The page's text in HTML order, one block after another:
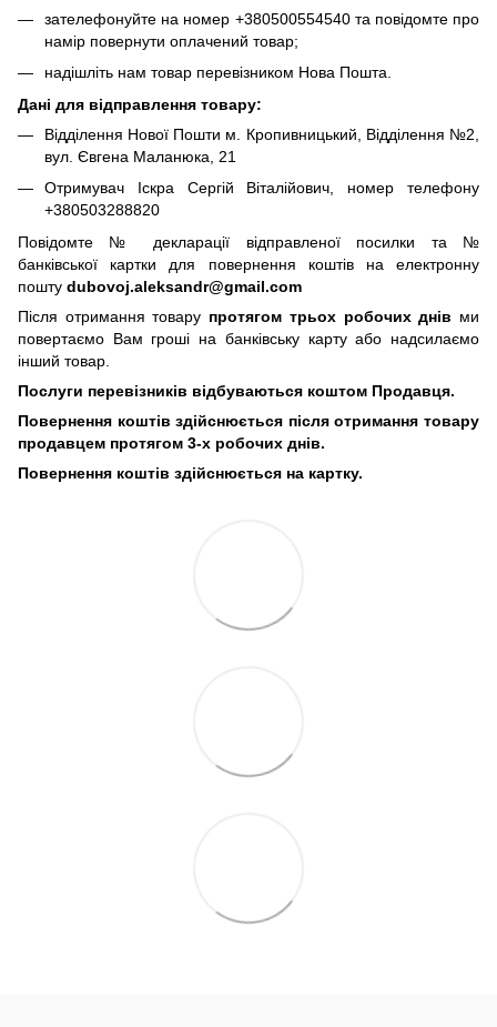
зателефонуйте на номер +380500554540 та повідомте про
намір повернути оплачений товар;
надішліть нам товар перевізником Нова Пошта.
Дані для відправлення товару:
Відділення Нової Пошти м. Кропивницький, Відділення №2,
вул. Євгена Маланюка, 21
Отримувач Іскра Сергій Віталійович, номер телефону
+380503288820
Повідомте № декларації відправленої посилки та №
банківської картки для повернення коштів на електронну
пошту dubovoj.aleksandr@gmail.com
Після отримання товару протягом трьох робочих днів ми
повертаємо Вам гроші на банківську карту або надсилаємо
інший товар.
Послуги перевізників відбуваються коштом Продавця.
Повернення коштів здійснюється після отримання товару
продавцем протягом 3-х робочих днів.
Повернення коштів здійснюється на картку.